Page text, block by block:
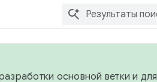
основной ветки и для